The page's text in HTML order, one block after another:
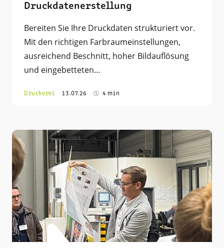
Druckdatenerstellung
Bereiten Sie Ihre Druckdaten strukturiert vor.
Mit den richtigen Farbraumeinstellungen,
ausreichend Beschnitt, hoher Bildauflösung
und eingebetteten…
Druckerei 13.07.26 4 min